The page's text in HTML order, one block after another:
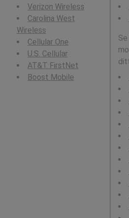
Verizon Wireless
Carolina West
Wireless
Cellular One
U.S. Cellular
AT&T FirstNet
Boost Mobile